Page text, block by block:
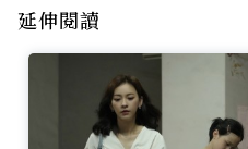
延伸閱讀